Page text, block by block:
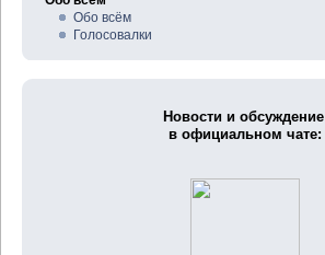
Обо всём
Голосовалки
Новости и обсуждение
в официальном чате: